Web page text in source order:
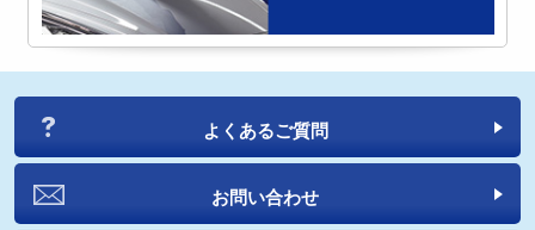
よくあるご質問
お問い合わせ